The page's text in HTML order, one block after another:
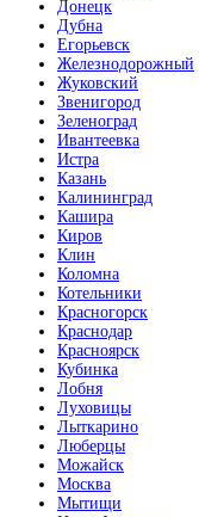
Донецк
Дубна
Егорьевск
Железнодорожный
Жуковский
Звенигород
Зеленоград
Ивантеевка
Истра
Казань
Калининград
Кашира
Киров
Клин
Коломна
Котельники
Красногорск
Краснодар
Красноярск
Кубинка
Лобня
Луховицы
Лыткарино
Люберцы
Можайск
Москва
Мытищи